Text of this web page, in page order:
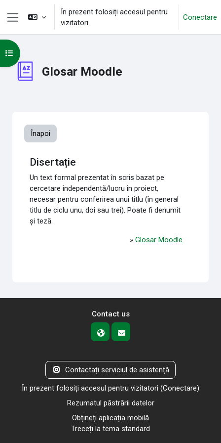
Sari la conţinutul principal
Panou lateral
În prezent folosiți accesul pentru
vizitatori
Conectare
Glosar Moodle
Deschide Indexul cursului
Înapoi
Disertație
Un text formal prezentat în scris bazat pe
cercetare independentă/lucru în proiect,
necesar pentru conferirea unui titlu (în general
titlu de ciclu unu, doi sau trei). Poate fi denumit
și teză.
» Glosar Moodle
Contact us
Contactați serviciul de asistență
În prezent folosiți accesul pentru vizitatori (Conectare)
Rezumatul păstrării datelor
Obțineți aplicația mobilă
Treceți la tema standard